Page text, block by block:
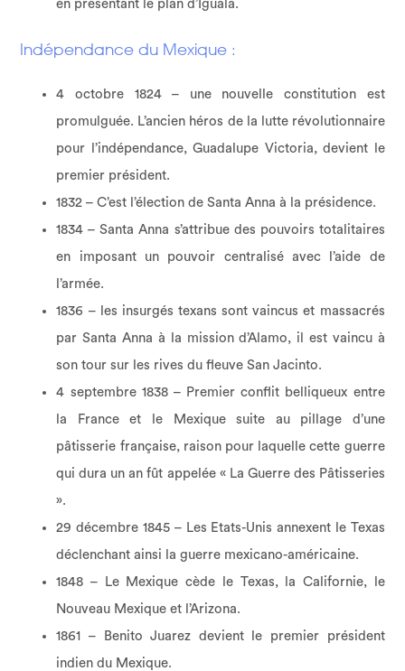
en présentant le plan d’Iguala.
Indépendance du Mexique :
4 octobre 1824 – une nouvelle constitution est
promulguée. L’ancien héros de la lutte révolutionnaire
pour l’indépendance, Guadalupe Victoria, devient le
premier président.
1832 – C’est l’élection de Santa Anna à la présidence.
1834 – Santa Anna s’attribue des pouvoirs totalitaires
en imposant un pouvoir centralisé avec l’aide de
l’armée.
1836 – les insurgés texans sont vaincus et massacrés
par Santa Anna à la mission d’Alamo, il est vaincu à
son tour sur les rives du fleuve San Jacinto.
4 septembre 1838 – Premier conflit belliqueux entre
la France et le Mexique suite au pillage d’une
pâtisserie française, raison pour laquelle cette guerre
qui dura un an fût appelée « La Guerre des Pâtisseries
».
29 décembre 1845 – Les Etats-Unis annexent le Texas
déclenchant ainsi la guerre mexicano-américaine.
1848 – Le Mexique cède le Texas, la Californie, le
Nouveau Mexique et l’Arizona.
1861 – Benito Juarez devient le premier président
indien du Mexique.